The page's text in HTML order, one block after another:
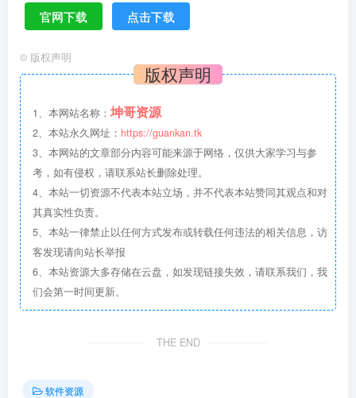
官网下载 点击下载
© 版权声明
版权声明
1、本网站名称： 坤哥资源
2、本站永久网址： https://guankan.tk
3、本网站的文章部分内容可能来源于网络，仅供大家学习与参
考，如有侵权，请联系站长删除处理。
4、本站一切资源不代表本站立场，并不代表本站赞同其观点和对
其真实性负责。
5、本站一律禁止以任何方式发布或转载任何违法的相关信息，访
客发现请向站长举报
6、本站资源大多存储在云盘，如发现链接失效，请联系我们，我
们会第一时间更新。
THE END
软件资源